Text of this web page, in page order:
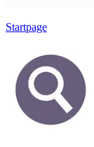
Startpage